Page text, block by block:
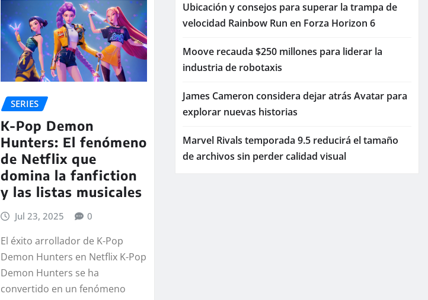
SERIES
K-Pop Demon
Hunters: El fenómeno
de Netflix que
domina la fanfiction
y las listas musicales
Jul 23, 2025 0
El éxito arrollador de K-Pop
Demon Hunters en Netflix K-Pop
Demon Hunters se ha
convertido en un fenómeno
Ubicación y consejos para superar la trampa de
velocidad Rainbow Run en Forza Horizon 6
Moove recauda $250 millones para liderar la
industria de robotaxis
James Cameron considera dejar atrás Avatar para
explorar nuevas historias
Marvel Rivals temporada 9.5 reducirá el tamaño
de archivos sin perder calidad visual